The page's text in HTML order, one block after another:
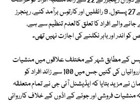
میں لے کر ملزمان کے قبضے سے 27 پستول، 9 رائفلیں اور کارتوس برآمد کئے، رینجرز
والے افراد کا تعلق کالعدم تنظیم سے ہے،
اندر اور باہر نکلنے کی اجازت نہیں تھی۔
کے مطابق شہر کے مختلف علاقوں میں منشیات
اور جوئے کے اڈوں پر چھاپہ مارکارروائیاں کی گئیں جس میں 100 سے زائد افراد کو
نے مزید بتایا کہ ایڈیشنل آئی جی نے تمام متعلقہ
فروشی اور جوئے کے اڈوں کے خلاف کارروائی